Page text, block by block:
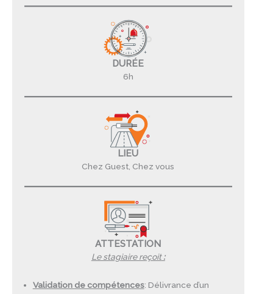
DURÉE
6h
LIEU
Chez Guest, Chez vous
ATTESTATION
Le stagiaire reçoit:
Validation de compétences: Délivrance d’un